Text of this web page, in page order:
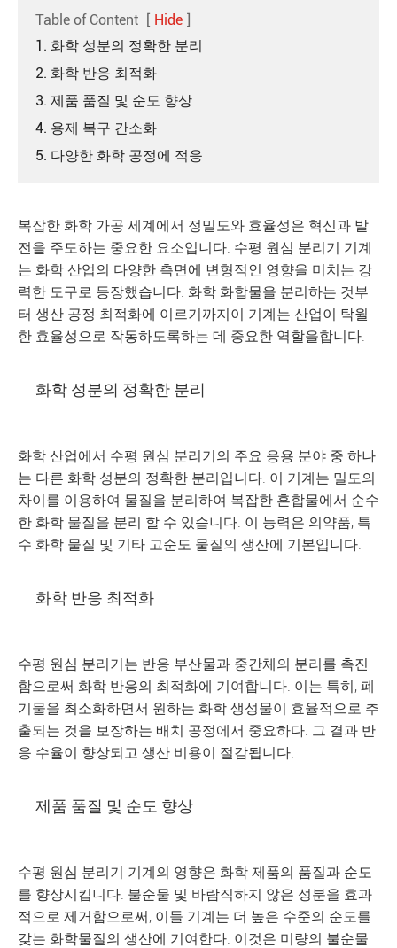
Table of Content [ Hide ]
1. 화학 성분의 정확한 분리
2. 화학 반응 최적화
3. 제품 품질 및 순도 향상
4. 용제 복구 간소화
5. 다양한 화학 공정에 적응
복잡한 화학 가공 세계에서 정밀도와 효율성은 혁신과 발
전을 주도하는 중요한 요소입니다. 수평 원심 분리기 기계
는 화학 산업의 다양한 측면에 변형적인 영향을 미치는 강
력한 도구로 등장했습니다. 화학 화합물을 분리하는 것부
터 생산 공정 최적화에 이르기까지이 기계는 산업이 탁월
한 효율성으로 작동하도록하는 데 중요한 역할을합니다.
화학 성분의 정확한 분리
화학 산업에서 수평 원심 분리기의 주요 응용 분야 중 하나
는 다른 화학 성분의 정확한 분리입니다. 이 기계는 밀도의
차이를 이용하여 물질을 분리하여 복잡한 혼합물에서 순수
한 화학 물질을 분리 할 수 있습니다. 이 능력은 의약품, 특
수 화학 물질 및 기타 고순도 물질의 생산에 기본입니다.
화학 반응 최적화
수평 원심 분리기는 반응 부산물과 중간체의 분리를 촉진
함으로써 화학 반응의 최적화에 기여합니다. 이는 특히, 폐
기물을 최소화하면서 원하는 화학 생성물이 효율적으로 추
출되는 것을 보장하는 배치 공정에서 중요하다. 그 결과 반
응 수율이 향상되고 생산 비용이 절감됩니다.
제품 품질 및 순도 향상
수평 원심 분리기 기계의 영향은 화학 제품의 품질과 순도
를 향상시킵니다. 불순물 및 바람직하지 않은 성분을 효과
적으로 제거함으로써, 이들 기계는 더 높은 수준의 순도를
갖는 화학물질의 생산에 기여한다. 이것은 미량의 불순물